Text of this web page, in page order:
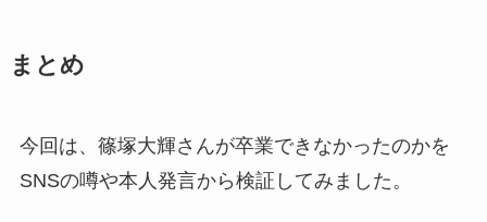
まとめ
今回は、篠塚大輝さんが卒業できなかったのかを
SNSの噂や本人発言から検証してみました。